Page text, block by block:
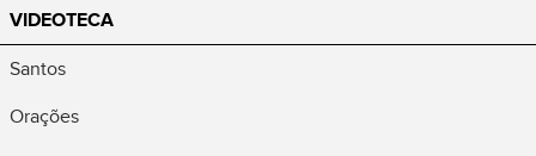
VIDEOTECA
Santos
Orações